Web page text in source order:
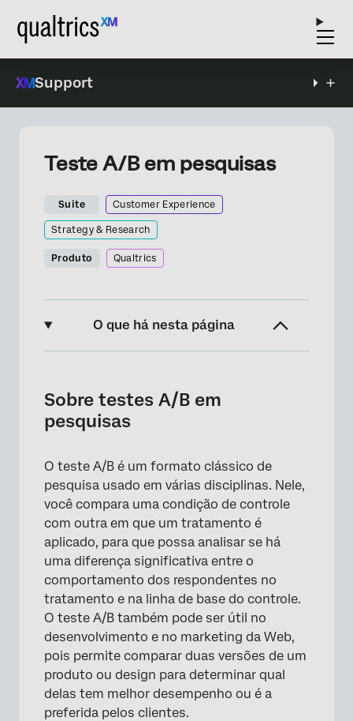
Support
Teste A/B em pesquisas
Suite Customer Experience
Strategy & Research
Produto Qualtrics
O que há nesta página
Configuração básica
Configuração para condições complexas
Sobre testes A/B em
pesquisas
O teste A/B é um formato clássico de
pesquisa usado em várias disciplinas. Nele,
você compara uma condição de controle
com outra em que um tratamento é
aplicado, para que possa analisar se há
uma diferença significativa entre o
comportamento dos respondentes no
tratamento e na linha de base do controle.
O teste A/B também pode ser útil no
desenvolvimento e no marketing da Web,
pois permite comparar duas versões de um
produto ou design para determinar qual
delas tem melhor desempenho ou é a
preferida pelos clientes.